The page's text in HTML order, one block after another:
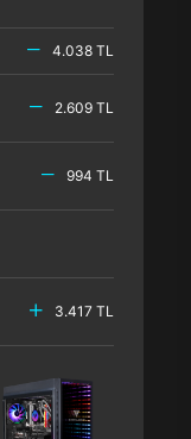
4.038 TL
2.609 TL
994 TL
3.417 TL